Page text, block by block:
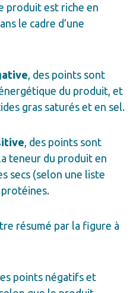
produit est riche en
le cadre d’une
, des points sont
du produit, et
gras saturés et en sel.
, des points sont
teneur du produit en
secs (selon une liste
résumé par la figure à
points négatifs et